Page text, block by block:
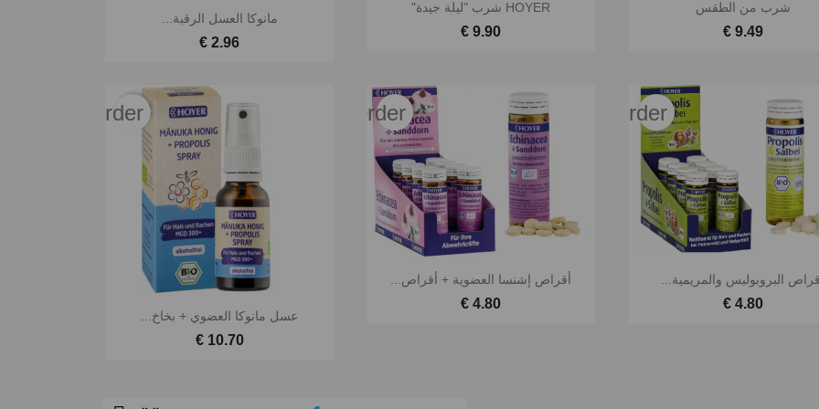
نظرة سريعة
شرب من الطقس
9.49 €
نظرة سريعةHOYER شرب "ليلة جيدة"
9.90 €
 نظرة سريعة
مانوكا العسل الرقبة...
2.96 €
 نظرة سريعة
البروبوليس والمريمية...
4.80 €
favorite_border
 نظرة سريعة
أقراص إشنسا العضوية + أقراص...
4.80 €
favorite_border
 نظرة سريعة
عسل مانوكا العضوي + بخاخ...
10.70 €